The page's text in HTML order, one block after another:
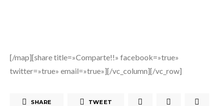
[/map][share title=»Comparte!!» facebook=»true»
twitter=»true» email=»true»][/vc_column][/vc_row]
SHARE TWEET